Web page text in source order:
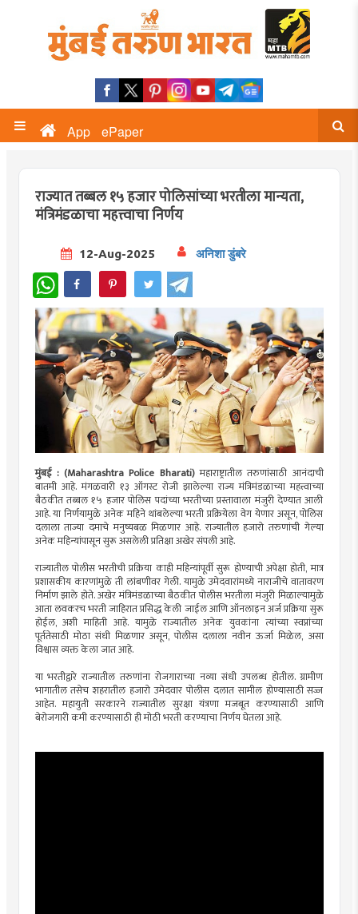
App ePaper
राज्यात तब्बल १५ हजार पोलिसांच्या भरतीला मान्यता,
मंत्रिमंडळाचा महत्त्वाचा निर्णय
12-Aug-2025 अनिशा डुंबरे
WhatsApp
मुंबई : (Maharashtra Police Bharati)महाराष्ट्रातील तरुणांसाठी आनंदाची
बातमी आहे. मंगळवारी १३ ऑगस्ट रोजी झालेल्या राज्य मंत्रिमंडळाच्या महत्त्वाच्या
बैठकीत तब्बल १५ हजार पोलिस पदांच्या भरतीच्या प्रस्तावाला मंजुरी देण्यात आली
आहे. या निर्णयामुळे अनेक महिने थांबलेल्या भरती प्रक्रियेला वेग येणार असून, पोलिस
दलाला ताज्या दमाचे मनुष्यबळ मिळणार आहे. राज्यातील हजारो तरुणांची गेल्या
अनेक महिन्यांपासून सुरू असलेली प्रतिक्षा अखेर संपली आहे.
राज्यातील पोलीस भरतीची प्रक्रिया काही महिन्यांपूर्वी सुरू होण्याची अपेक्षा होती, मात्र
प्रशासकीय कारणांमुळे ती लांबणीवर गेली. यामुळे उमेदवारांमध्ये नाराजीचे वातावरण
निर्माण झाले होते. अखेर मंत्रिमंडळाच्या बैठकीत पोलीस भरतीला मंजुरी मिळाल्यामुळे
आता लवकरच भरती जाहिरात प्रसिद्ध केली जाईल आणि ऑनलाइन अर्ज प्रक्रिया सुरू
होईल, अशी माहिती आहे. यामुळे राज्यातील अनेक युवकांना त्यांच्या स्वप्नांच्या
पूर्ततेसाठी मोठा संधी मिळणार असून, पोलीस दलाला नवीन ऊर्जा मिळेल, असा
विश्वास व्यक्त केला जात आहे.
या भरतीद्वारे राज्यातील तरुणांना रोजगाराच्या नव्या संधी उपलब्ध होतील. ग्रामीण
भागातील तसेच शहरातील हजारो उमेदवार पोलीस दलात सामील होण्यासाठी सज्ज
आहेत. महायुती सरकारने राज्यातील सुरक्षा यंत्रणा मजबूत करण्यासाठी आणि
बेरोजगारी कमी करण्यासाठी ही मोठी भरती करण्याचा निर्णय घेतला आहे.